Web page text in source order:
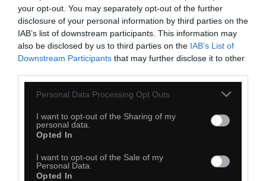
your opt-out. You may separately opt-out of the further
disclosure of your personal information by third parties on the
IAB’s list of downstream participants. This information may
also be disclosed by us to third parties on the IAB’s List of
Downstream Participants that may further disclose it to other
Personal Data Processing Opt Outs
I want to opt-out of the Sharing of my
personal data.
Opted In
I want to opt-out of the Sale of my
Personal Data.
Opted In